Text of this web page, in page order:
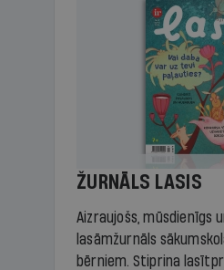
ŽURNĀLS LASIS
Aizraujošs, mūsdienīgs
lasāmžurnāls
bērniem. Stiprina